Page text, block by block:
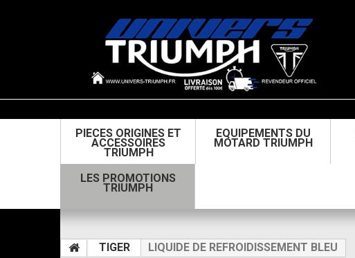
PIECES ORIGINES ET
ACCESSOIRES
TRIUMPH
EQUIPEMENTS DU
MOTARD TRIUMPH
LES PROMOTIONS
TRIUMPH
TIGER LIQUIDE DE REFROIDISSEMENT BLEU